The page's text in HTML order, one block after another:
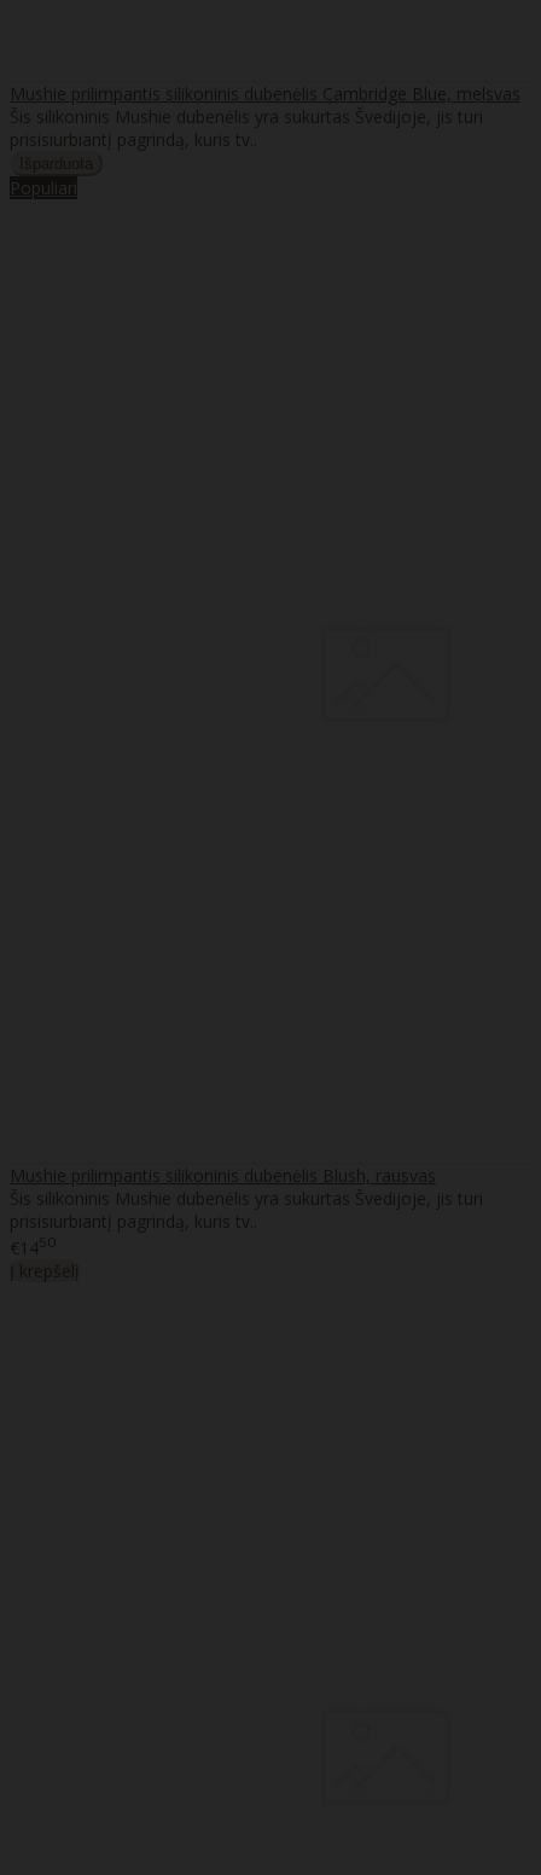
Mushie prilimpantis silikoninis dubenėlis Cambridge Blue, melsvas
Šis silikoninis Mushie dubenėlis yra sukurtas Švedijoje, jis turi
prisisiurbiantį pagrindą, kuris tv..
Populiari
Mushie prilimpantis silikoninis dubenėlis Blush, rausvas
Šis silikoninis Mushie dubenėlis yra sukurtas Švedijoje, jis turi
prisisiurbiantį pagrindą, kuris tv..
€1450